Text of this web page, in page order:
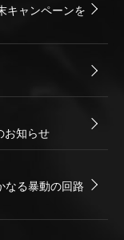
キャンペーンを
お知らせ
なる暴動の回路